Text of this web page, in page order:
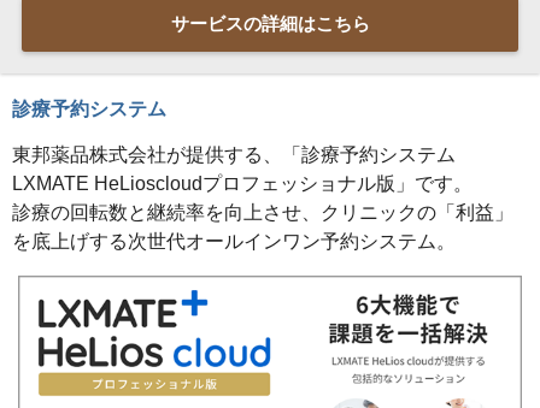
サービスの詳細はこちら
診療予約システム
東邦薬品株式会社が提供する、「診療予約システム
LXMATE HeLioscloudプロフェッショナル版」です。
診療の回転数と継続率を向上させ、クリニックの「利益」
を底上げする次世代オールインワン予約システム。